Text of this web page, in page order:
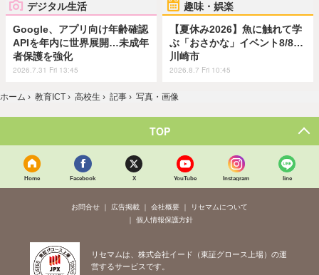
デジタル生活
Google、アプリ向け年齢確認
APIを年内に世界展開…未成年
者保護を強化
2026.7.31 Fri 13:45
趣味・娯楽
【夏休み2026】魚に触れて学
ぶ「おさかな」イベント8/8…
川崎市
2026.8.7 Fri 10:45
ホーム › 教育ICT › 高校生 › 記事 › 写真・画像
TOP
Home Facebook X YouTube Instagram line
お問合せ 広告掲載 会社概要
リセマムについて
個人情報保護方針
リセマムは、株式会社イード（東証グロース上場）の運
営するサービスです。